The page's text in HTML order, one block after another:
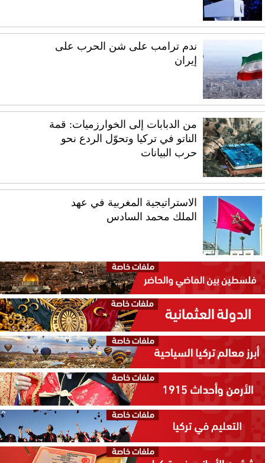
ندم ترامب على شن الحرب على
إيران
من الدبابات إلى الخوارزميات: قمة
الناتو في تركيا وتحوّل الردع نحو
حرب البيانات
الاستراتيجية المغربية في عهد
الملك محمد السادس